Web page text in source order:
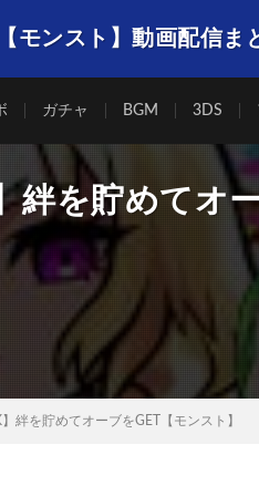
モンスト】動画配信ま
ガチャ BGM 3DS
絆を貯めてオ
】絆を貯めてオーブをGET【モンスト】